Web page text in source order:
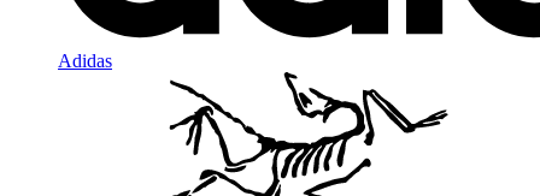
Adidas